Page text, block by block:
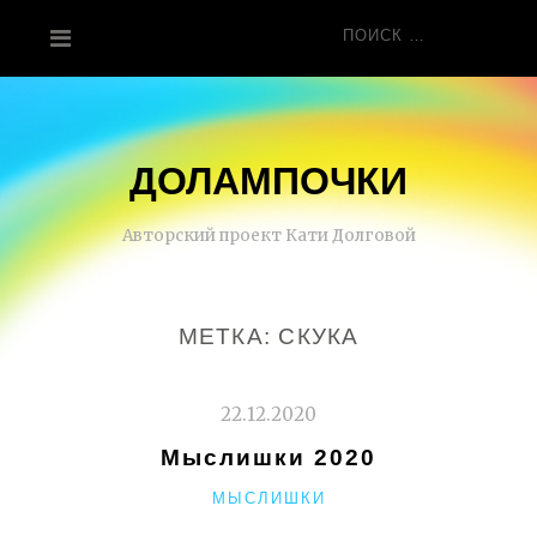
содержанию
Поиск
ДОЛАМПОЧКИ
Авторский проект Кати Долговой
МЕТКА: СКУКА
22.12.2020
Мыслишки 2020
РУБРИКИ
МЫСЛИШКИ